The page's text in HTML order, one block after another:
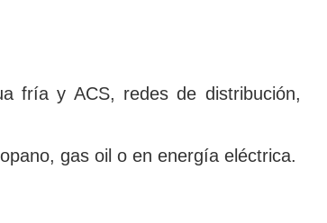
frí­a y ACS, redes de distribución,
gas oil o en energí­a eléctrica.